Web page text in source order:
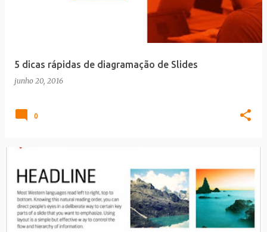
5 dicas rápidas de diagramação de Slides
junho 20, 2016
0